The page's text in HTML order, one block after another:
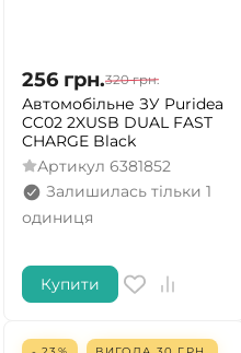
256 грн.320 грн.
Автомобільне ЗУ Puridea
CC02 2XUSB DUAL FAST
CHARGE Black
Артикул 6381852
Залишилась тільки 1
одиниця
Купити